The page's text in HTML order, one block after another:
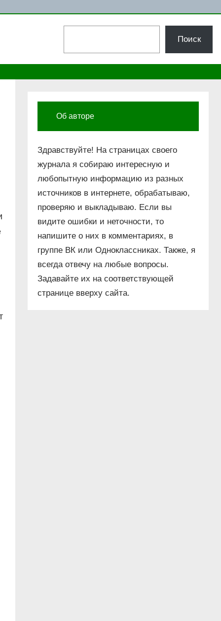
Поиск
Об авторе
Здравствуйте! На страницах своего
журнала я собираю интересную и
любопытную информацию из разных
источников в интернете, обрабатываю,
проверяю и выкладываю. Если вы
видите ошибки и неточности, то
напишите о них в комментариях, в
группе ВК или Одноклассниках. Также, я
всегда отвечу на любые вопросы.
Задавайте их на соответствующей
странице вверху сайта.